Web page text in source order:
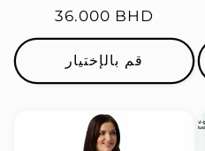
السعر
العادي
36.000 BHD
قم بالإختيار